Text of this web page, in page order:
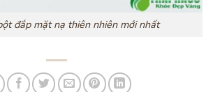
đắp mặt nạ thiên nhiên mới nhất